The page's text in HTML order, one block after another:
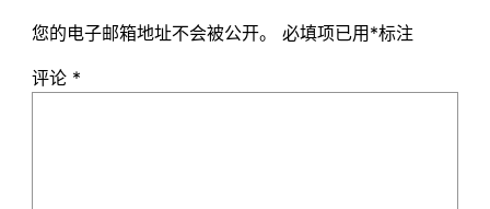
您的电子邮箱地址不会被公开。 必填项已用*标注
评论 *